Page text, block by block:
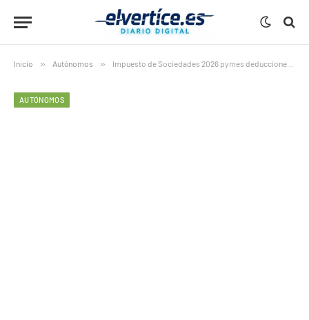
Inicio » Autónomos » Impuesto de Sociedades 2026 pymes deducciones: 7 cambios esenciales y potentes novedades que bajan impuestos
AUTÓNOMOS